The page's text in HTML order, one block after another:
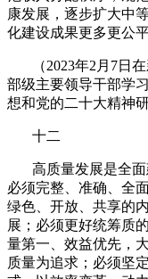
康发展，逐步扩大中
化建设成果更多更公
（2023年2 月 7日
部级主要领导干部学
想和党的二十大精神
十二
高质量发展是全
必须完整、准确、全
绿色、开放、共享的
展；必须更好统筹质
量第一、效益优先，
质量为追求；必须坚